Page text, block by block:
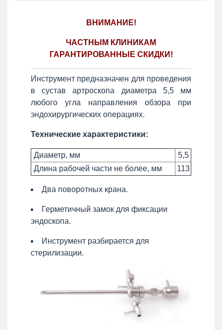
ВНИМАНИЕ!
ЧАСТНЫМ КЛИНИКАМ
ГАРАНТИРОВАННЫЕ СКИДКИ!
Инструмент предназначен для проведения
в сустав артроскопа диаметра 5,5 мм
любого угла направления обзора при
эндохирургических операциях.
Технические характеристики:
Диаметр, мм
5,5
Длина рабочей части не более, мм
113
Два поворотных крана.
Герметичный замок для фиксации
эндоскопа.
Инструмент разбирается для
стерилизации.